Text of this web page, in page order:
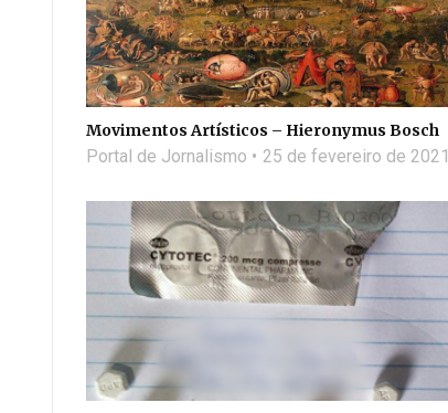
Movimentos Artísticos – Hieronymus Bosch
Portal de Jornalismo 25 de fevereiro de 2021